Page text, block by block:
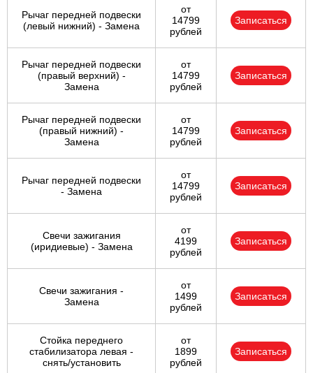
Рычаг передней подвески
(левый нижний) - Замена
от
14799
рублей
Записаться
Рычаг передней подвески
(правый верхний) -
Замена
от
14799
рублей
Записаться
Рычаг передней подвески
(правый нижний) -
Замена
от
14799
рублей
Записаться
Рычаг передней подвески
- Замена
от
14799
рублей
Записаться
Свечи зажигания
(иридиевые) - Замена
от
4199
рублей
Записаться
Свечи зажигания -
Замена
от
1499
рублей
Записаться
Стойка переднего
стабилизатора левая -
снять/установить
от
1899
рублей
Записаться